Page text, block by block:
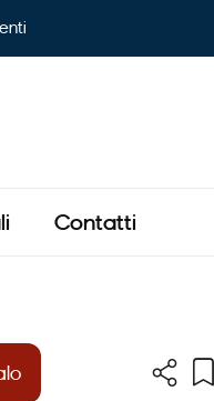
Contatti